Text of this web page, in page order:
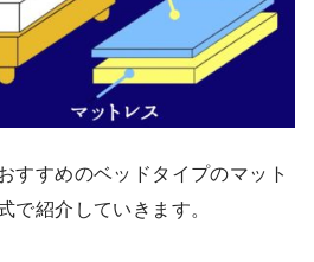
すすめのベッドタイプのマット
で紹介していきます。